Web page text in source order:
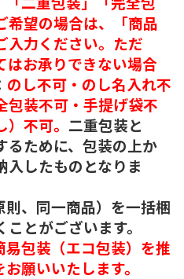
希望の場合は、「商品
入力ください。ただ
はお承りできない場合
のし不可・のし名入れ不
包装不可・手提げ袋不
不可。 二重包装と
るために、包装の上か
入したものとなりま
、同一商品）を一括梱
とがございます。
包装（エコ包装）を推
願いいたします。